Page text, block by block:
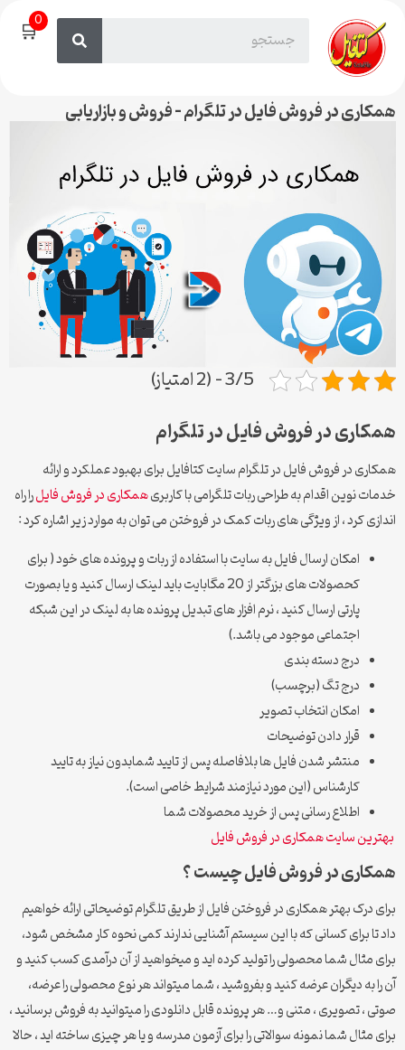
🛒0
همکاری در فروش فایل در تلگرام – فروش و بازاریابی
3/5 - (2 امتیاز)
همکاری در فروش فایل در تلگرام
همکاری در فروش فایل در تلگرام سایت کتافایل برای بهبود عملکرد و ارائه
خدمات نوین اقدام به طراحی ربات تلگرامی با کاربریهمکاری در فروش فایلرا راه
اندازی کرد ، از ویژگی های ربات کمک در فروختن می توان به موارد زیر اشاره کرد :
امکان ارسال فایل به سایت با استفاده از ربات و پرونده های خود ( برای
کحصولات های بزرگتر از 20 مگابایت باید لینک ارسال کنید و یا بصورت
پارتی ارسال کنید ، نرم افزار های تبدیل پرونده ها به لینک در این شبکه
اجتماعی موجود می باشد.)
درج دسته بندی
درج تگ (برچسب)
امکان انتخاب تصویر
قرار دادن توضیحات
منتشر شدن فایل ها بلافاصله پس از تایید شمابدون نیاز به تایید
کارشناس (این مورد نیازمند شرایط خاصی است).
اطلاع رسانی پس از خرید محصولات شما
بهترین سایت همکاری در فروش فایل
همکاری در فروش فایل چیست ؟
برای درک بهتر همکاری در فروختن فایل از طریق تلگرام توضیحاتی ارائه خواهیم
داد تا برای کسانی که با این سیستم آشنایی ندارند کمی نحوه کار مشخص شود،
برای مثال شما محصولی را تولید کرده اید و میخواهید از آن درآمدی کسب کنید و
آن را به دیگران عرضه کنید و بفروشید ، شما میتواند هر نوع محصولی را عرضه،
صوتی ، تصویری ، متنی و… هر پرونده قابل دانلودی را میتوانید به فروش برسانید ،
برای مثال شما نمونه سوالاتی را برای آزمون مدرسه و یا هر چیزی ساخته اید ، حالا